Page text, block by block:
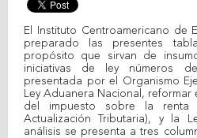
El Instituto Centroamericano de
preparado las presentes
propósito que sirvan de
iniciativas de ley números
presentada por el Organismo
Ley Aduanera Nacional,
del impuesto sobre la
Actualización Tributaria), y la
análisis se presenta a tres